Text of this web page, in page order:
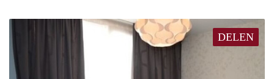
DELEN